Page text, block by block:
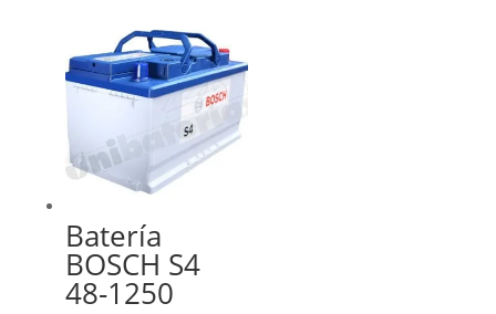
Batería
BOSCH S4
48-1250